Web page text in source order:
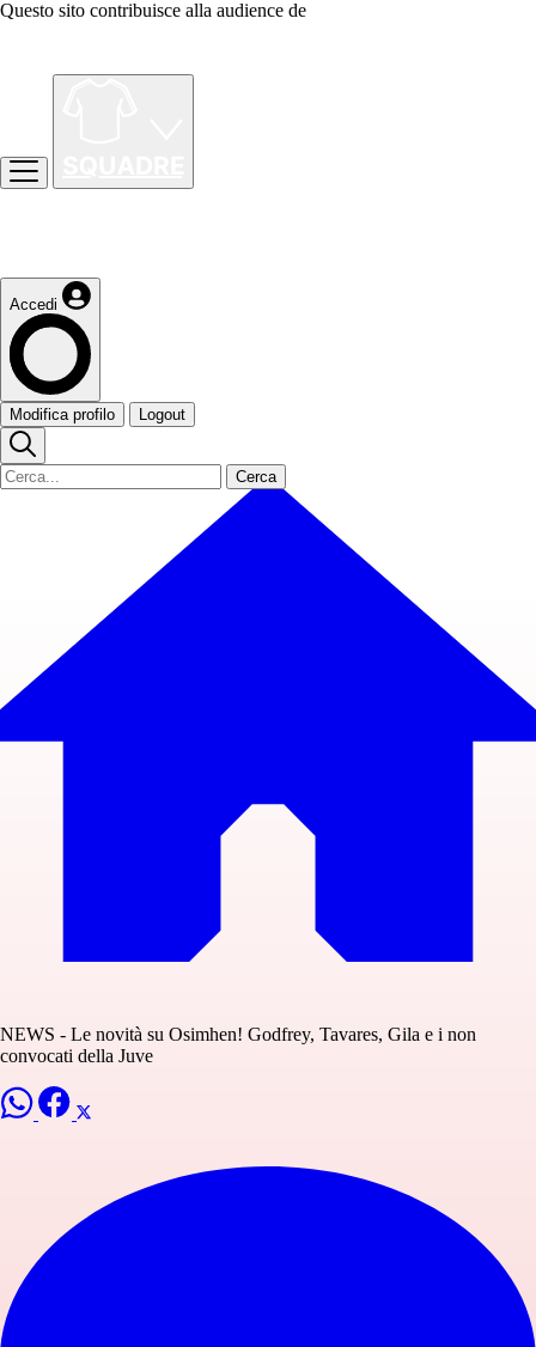
Questo sito contribuisce alla audience de
Accedi
Modifica profilo Logout
Cerca
NEWS - Le novità su Osimhen! Godfrey, Tavares, Gila e i non
convocati della Juve